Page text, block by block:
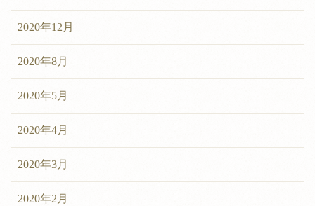
2020年12月
2020年8月
2020年5月
2020年4月
2020年3月
2020年2月